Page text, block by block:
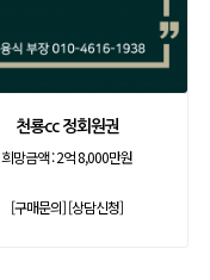
천룡cc 정회원권
희망금액 :2억 8,000만원
[구매문의][상담신청]